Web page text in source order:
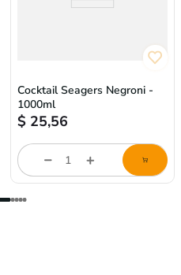
Cocktail Seagers Negroni -
1000ml
$ 25,56
store/product-